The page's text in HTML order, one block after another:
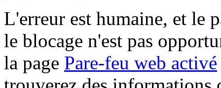
L'erreur est humaine, et le
le blocage n'est pas
la page Pare-feu web activé